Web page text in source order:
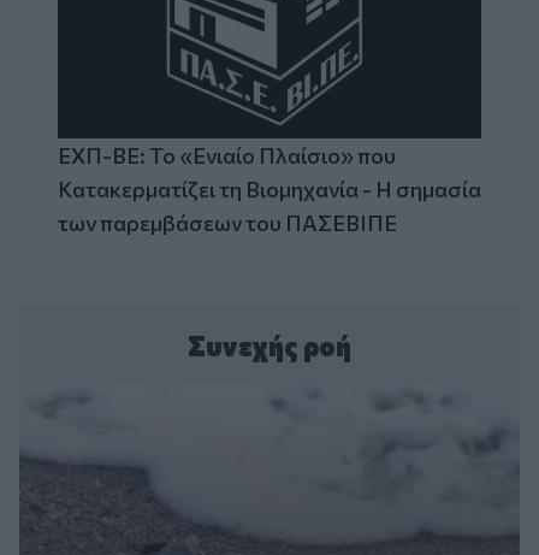
ΕΧΠ-ΒΕ: Το «Ενιαίο Πλαίσιο» που
Κατακερματίζει τη Βιομηχανία - Η σημασία
των παρεμβάσεων του ΠΑΣΕΒΙΠΕ
Συνεχής ροή